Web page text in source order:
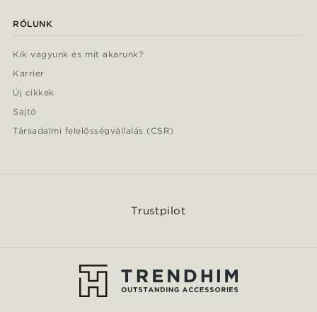
RÓLUNK
Kik vagyunk és mit akarunk?
Karrier
Új cikkek
Sajtó
Társadalmi felelősségvállalás (CSR)
Trustpilot